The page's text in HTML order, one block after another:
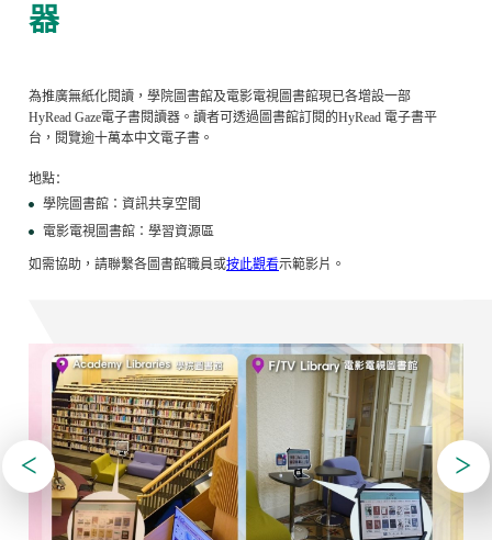
器​
為推廣無紙化閱讀，學院圖書館及電影電視圖書館現已各增設一部
HyRead Gaze電子書閱讀器。讀者可透過圖書館訂閱的HyRead 電子書平
台，閱覽逾十萬本中文電子書。​
地點：
學院圖書館：資訊共享空間​
電影電視圖書館：學習資源區
如需協助，請聯繫各圖書館職員或按此觀看示範影片。